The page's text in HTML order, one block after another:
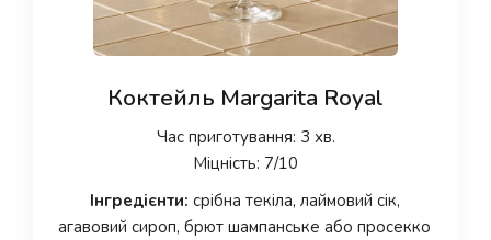
Коктейль Margarita Royal
Час приготування: 3 хв.
Міцність: 7/10
Інгредієнти: срібна текіла, лаймовий сік,
агавовий сироп, брют шампанське або просекко